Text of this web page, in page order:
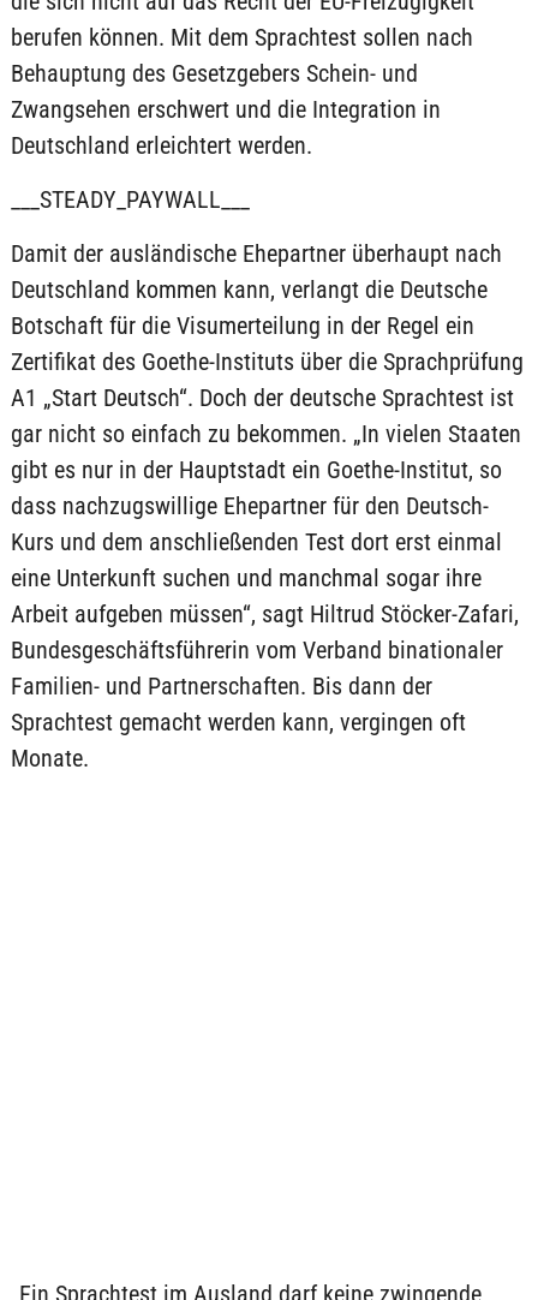
berufen können. Mit dem Sprachtest sollen nach
Behauptung des Gesetzgebers Schein- und
Zwangsehen erschwert und die Integration in
Deutschland erleichtert werden.
___STEADY_PAYWALL___
Damit der ausländische Ehepartner überhaupt nach
Deutschland kommen kann, verlangt die Deutsche
Botschaft für die Visumerteilung in der Regel ein
Zertifikat des Goethe-Instituts über die Sprachprüfung
A1 „Start Deutsch“. Doch der deutsche Sprachtest ist
gar nicht so einfach zu bekommen. „In vielen Staaten
gibt es nur in der Hauptstadt ein Goethe-Institut, so
dass nachzugswillige Ehepartner für den Deutsch-
Kurs und dem anschließenden Test dort erst einmal
eine Unterkunft suchen und manchmal sogar ihre
Arbeit aufgeben müssen“, sagt Hiltrud Stöcker-Zafari,
Bundesgeschäftsführerin vom Verband binationaler
Familien- und Partnerschaften. Bis dann der
Sprachtest gemacht werden kann, vergingen oft
Monate.
„Ein Sprachtest im Ausland darf keine zwingende